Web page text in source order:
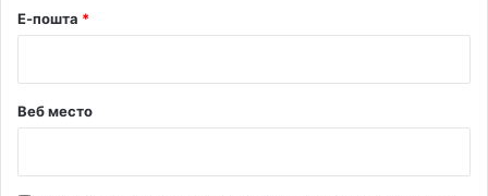
Е-пошта *
Веб место